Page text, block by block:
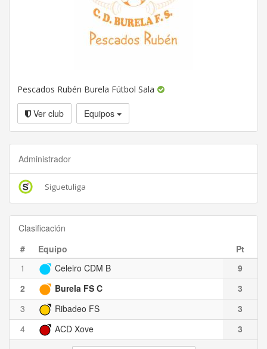
Pescados Rubén Burela Fútbol Sala
Ver club Equipos
Administrador
Siguetuliga
Clasificación
#
Equipo
Pt
1
Celeiro CDM B
9
2
Burela FS C
3
3
Ribadeo FS
3
4
ACD Xove 3